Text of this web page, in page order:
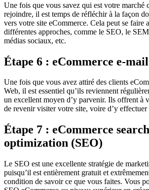
Une fois que vous savez qui est votre marché
rejoindre, il est temps de réfléchir à la façon
vers votre site eCommerce. Cela peut se faire
différentes approches, comme le SEO, le
médias sociaux, etc.
Étape 6 : eCommerce e-
Une fois que vous avez attiré des clients
Web, il est essentiel qu’ils reviennent
un excellent moyen d’y parvenir. Ils offrent à
de revenir visiter votre site, voire d’y
Étape 7 : eCommerce
optimization (SEO)
Le SEO est une excellente stratégie de
puisqu’il est entièrement gratuit et
condition de savoir ce que vous faites. Vous